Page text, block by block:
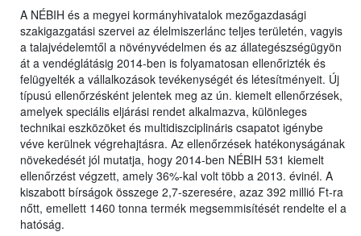
A NÉBIH és a megyei kormányhivatalok mezőgazdasági
szakigazgatási szervei az élelmiszerlánc teljes területén, vagyis
a talajvédelemtől a növényvédelmen és az állategészségügyön
át a vendéglátásig 2014-ben is folyamatosan ellenőrizték és
felügyelték a vállalkozások tevékenységét és létesítményeit. Új
típusú ellenőrzésként jelentek meg az ún. kiemelt ellenőrzések,
amelyek speciális eljárási rendet alkalmazva, különleges
technikai eszközöket és multidiszciplináris csapatot igénybe
véve kerülnek végrehajtásra. Az ellenőrzések hatékonyságának
növekedését jól mutatja, hogy 2014-ben NÉBIH 531 kiemelt
ellenőrzést végzett, amely 36%-kal volt több a 2013. évinél. A
kiszabott bírságok összege 2,7-szeresére, azaz 392 millió Ft-ra
nőtt, emellett 1460 tonna termék megsemmisítését rendelte el a
hatóság.